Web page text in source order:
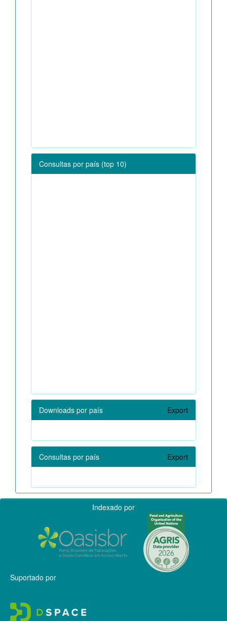
Consultas por país (top 10)
Downloads por país Export
Consultas por país Export
Indexado por
Suportado por